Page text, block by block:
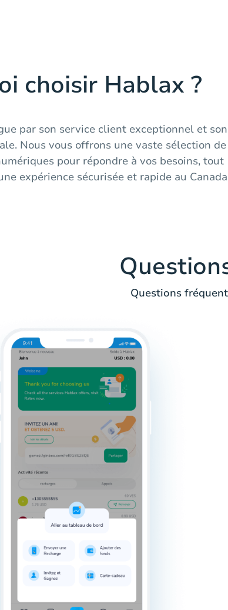
choisir Hablax ?
par son service client exceptionnel et son
Nous vous offrons une vaste sélection de
pour répondre à vos besoins, tout
expérience sécurisée et rapide au
Questions